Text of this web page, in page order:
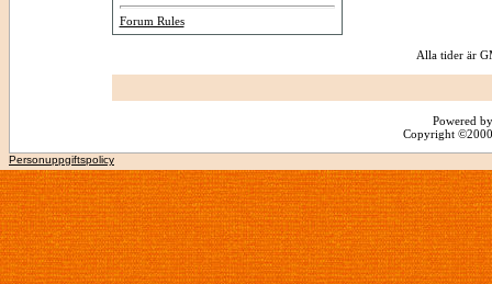
Forum Rules
Alla tider är
Powered
Copyright
Personuppgiftspolicy